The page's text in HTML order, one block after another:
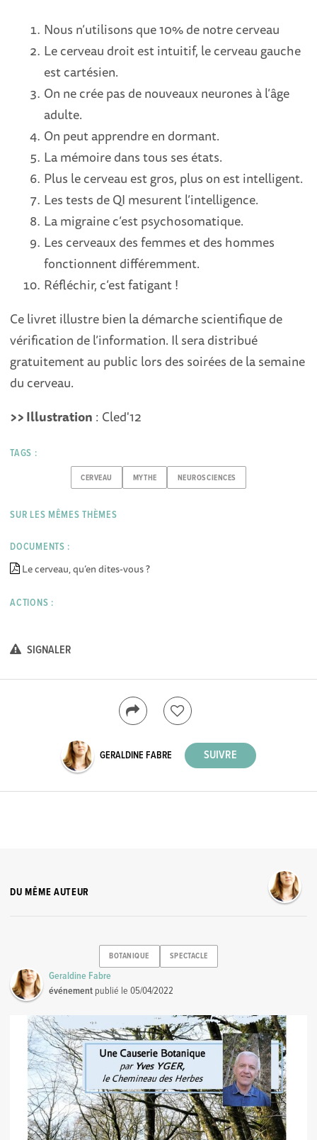
Nous n’utilisons que 10% de notre cerveau
Le cerveau droit est intuitif, le cerveau gauche
est cartésien.
On ne crée pas de nouveaux neurones à l’âge
adulte.
On peut apprendre en dormant.
La mémoire dans tous ses états.
Plus le cerveau est gros, plus on est intelligent.
Les tests de QI mesurent l’intelligence.
La migraine c’est psychosomatique.
Les cerveaux des femmes et des hommes
fonctionnent différemment.
Réfléchir, c’est fatigant !
Ce livret illustre bien la démarche scientifique de
vérification de l’information. Il sera distribué
gratuitement au public lors des soirées de la semaine
du cerveau.
>> Illustration : Cled'12
TAGS :
CERVEAU MYTHE NEUROSCIENCES
SUR LES MÊMES THÈMES
DOCUMENTS :
Le cerveau, qu’en dites-vous ?
ACTIONS :
SIGNALER
GERALDINE FABRE
DU MÊME AUTEUR
BOTANIQUE SPECTACLE
Geraldine Fabre
événement publié le05/04/2022